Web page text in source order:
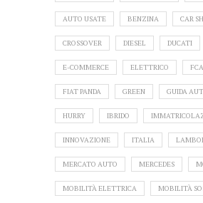
AUTO USATE BENZINA CAR
CROSSOVER DIESEL DUCATI
E-COMMERCE ELETTRICO FCA
FIAT PANDA GREEN GUIDA
HURRY IBRIDO
INNOVAZIONE ITALIA
MERCATO AUTO MERCEDES
MOBILITÀ ELETTRICA MOBILITÀ